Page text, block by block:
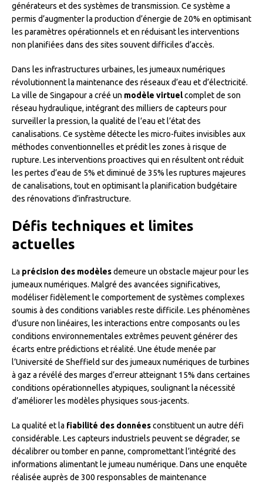
générateurs et des systèmes de transmission. Ce système a
permis d’augmenter la production d’énergie de 20% en optimisant
les paramètres opérationnels et en réduisant les interventions
non planifiées dans des sites souvent difficiles d’accès.
Dans les infrastructures urbaines, les jumeaux numériques
révolutionnent la maintenance des réseaux d’eau et d’électricité.
La ville de Singapour a créé un modèle virtuelcomplet de son
réseau hydraulique, intégrant des milliers de capteurs pour
surveiller la pression, la qualité de l’eau et l’état des
canalisations. Ce système détecte les micro-fuites invisibles aux
méthodes conventionnelles et prédit les zones à risque de
rupture. Les interventions proactives qui en résultent ont réduit
les pertes d’eau de 5% et diminué de 35% les ruptures majeures
de canalisations, tout en optimisant la planification budgétaire
des rénovations d’infrastructure.
Défis techniques et limites
actuelles
La précision des modèlesdemeure un obstacle majeur pour les
jumeaux numériques. Malgré des avancées significatives,
modéliser fidèlement le comportement de systèmes complexes
soumis à des conditions variables reste difficile. Les phénomènes
d’usure non linéaires, les interactions entre composants ou les
conditions environnementales extrêmes peuvent générer des
écarts entre prédictions et réalité. Une étude menée par
l’Université de Sheffield sur des jumeaux numériques de turbines
à gaz a révélé des marges d’erreur atteignant 15% dans certaines
conditions opérationnelles atypiques, soulignant la nécessité
d’améliorer les modèles physiques sous-jacents.
La qualité et la fiabilité des donnéesconstituent un autre défi
considérable. Les capteurs industriels peuvent se dégrader, se
décalibrer ou tomber en panne, compromettant l’intégrité des
informations alimentant le jumeau numérique. Dans une enquête
réalisée auprès de 300 responsables de maintenance